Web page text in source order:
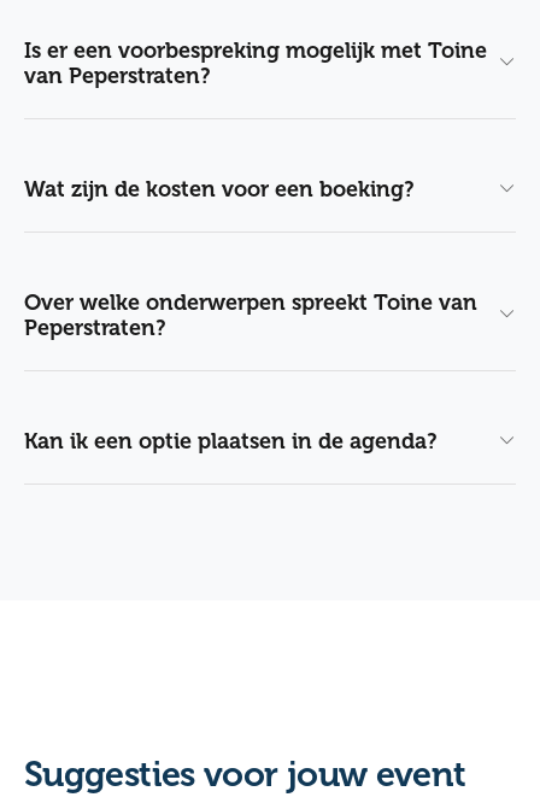
Is er een voorbespreking mogelijk met Toine
van Peperstraten?
Wat zijn de kosten voor een boeking?
Over welke onderwerpen spreekt Toine van
Peperstraten?
Kan ik een optie plaatsen in de agenda?
Suggesties voor jouw event